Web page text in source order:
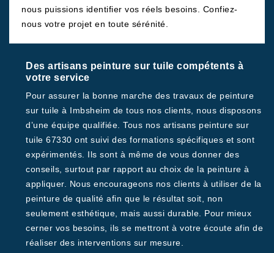
nous puissions identifier vos réels besoins. Confiez-
nous votre projet en toute sérénité.
Des artisans peinture sur tuile compétents à
votre service
Pour assurer la bonne marche des travaux de peinture
sur tuile à Imbsheim de tous nos clients, nous disposons
d’une équipe qualifiée. Tous nos artisans peinture sur
tuile 67330 ont suivi des formations spécifiques et sont
expérimentés. Ils sont à même de vous donner des
conseils, surtout par rapport au choix de la peinture à
appliquer. Nous encourageons nos clients à utiliser de la
peinture de qualité afin que le résultat soit, non
seulement esthétique, mais aussi durable. Pour mieux
cerner vos besoins, ils se mettront à votre écoute afin de
réaliser des interventions sur mesure.